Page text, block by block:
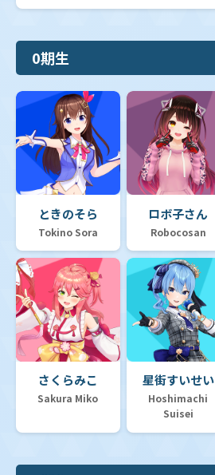
0期生
ときのそら
Tokino Sora
ロボ子さん
Robocosan
さくらみこ
Sakura Miko
星街すいせい
Hoshimachi
Suisei